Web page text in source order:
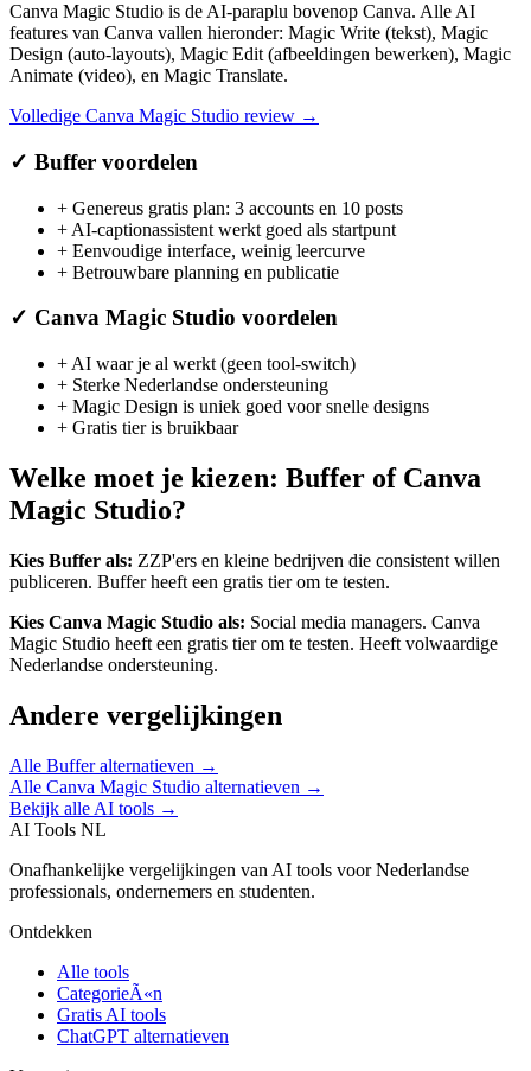
Canva Magic Studio is de AI-paraplu bovenop Canva. Alle AI
features van Canva vallen hieronder: Magic Write (tekst), Magic
Design (auto-layouts), Magic Edit (afbeeldingen bewerken), Magic
Animate (video), en Magic Translate.
Volledige Canva Magic Studio review →
✓ Buffer voordelen
+ Genereus gratis plan: 3 accounts en 10 posts
+ AI-captionassistent werkt goed als startpunt
+ Eenvoudige interface, weinig leercurve
+ Betrouwbare planning en publicatie
✓ Canva Magic Studio voordelen
+ AI waar je al werkt (geen tool-switch)
+ Sterke Nederlandse ondersteuning
+ Magic Design is uniek goed voor snelle designs
+ Gratis tier is bruikbaar
Welke moet je kiezen: Buffer of Canva
Magic Studio?
Kies Buffer als: ZZP'ers en kleine bedrijven die consistent willen
publiceren. Buffer heeft een gratis tier om te testen.
Kies Canva Magic Studio als: Social media managers. Canva
Magic Studio heeft een gratis tier om te testen. Heeft volwaardige
Nederlandse ondersteuning.
Andere vergelijkingen
Alle Bufferalternatieven →
Alle Canva Magic Studio alternatieven →
Bekijk alle AI tools →
AI Tools NL
Onafhankelijke vergelijkingen van AI tools voor Nederlandse
professionals, ondernemers en studenten.
Ontdekken
Alle tools
CategorieÃ«n
Gratis AI tools
ChatGPT alternatieven